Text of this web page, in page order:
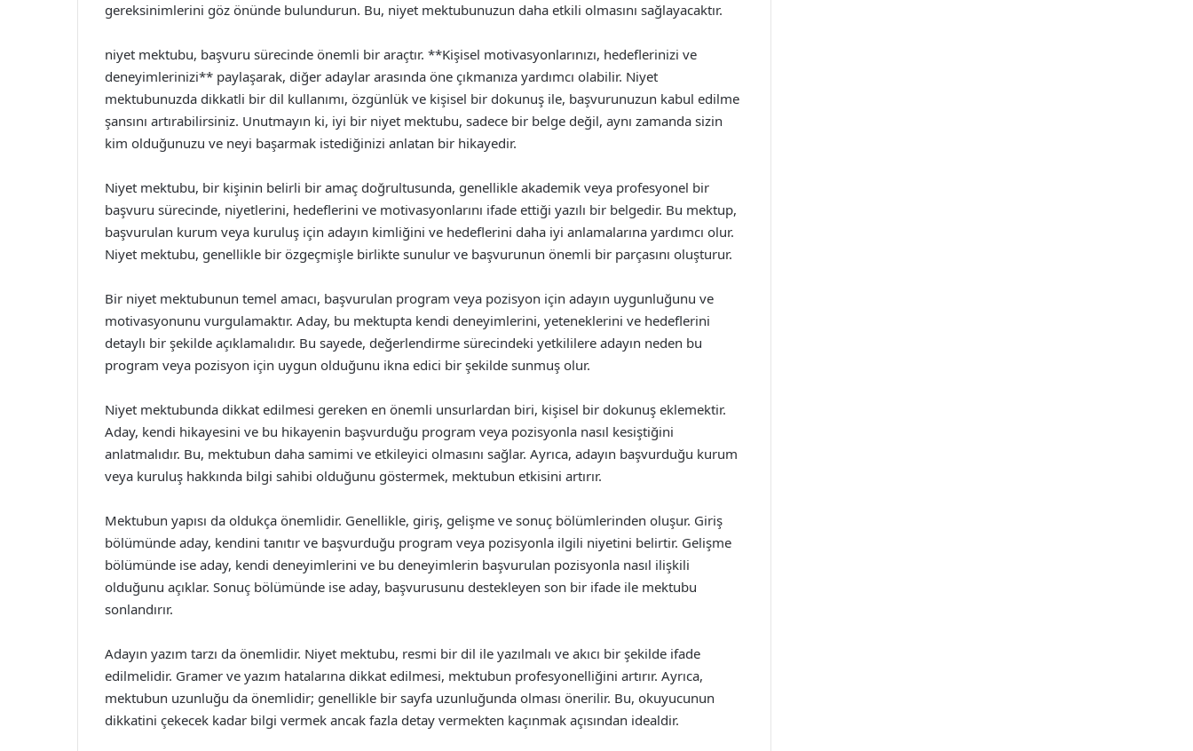
gereksinimlerini göz önünde bulundurun. Bu, niyet mektubunuzun daha etkili olmasını sağlayacaktır.
niyet mektubu, başvuru sürecinde önemli bir araçtır. **Kişisel motivasyonlarınızı, hedeflerinizi ve
deneyimlerinizi** paylaşarak, diğer adaylar arasında öne çıkmanıza yardımcı olabilir. Niyet
mektubunuzda dikkatli bir dil kullanımı, özgünlük ve kişisel bir dokunuş ile, başvurunuzun kabul edilme
şansını artırabilirsiniz. Unutmayın ki, iyi bir niyet mektubu, sadece bir belge değil, aynı zamanda sizin
kim olduğunuzu ve neyi başarmak istediğinizi anlatan bir hikayedir.
Niyet mektubu, bir kişinin belirli bir amaç doğrultusunda, genellikle akademik veya profesyonel bir
başvuru sürecinde, niyetlerini, hedeflerini ve motivasyonlarını ifade ettiği yazılı bir belgedir. Bu mektup,
başvurulan kurum veya kuruluş için adayın kimliğini ve hedeflerini daha iyi anlamalarına yardımcı olur.
Niyet mektubu, genellikle bir özgeçmişle birlikte sunulur ve başvurunun önemli bir parçasını oluşturur.
Bir niyet mektubunun temel amacı, başvurulan program veya pozisyon için adayın uygunluğunu ve
motivasyonunu vurgulamaktır. Aday, bu mektupta kendi deneyimlerini, yeteneklerini ve hedeflerini
detaylı bir şekilde açıklamalıdır. Bu sayede, değerlendirme sürecindeki yetkililere adayın neden bu
program veya pozisyon için uygun olduğunu ikna edici bir şekilde sunmuş olur.
Niyet mektubunda dikkat edilmesi gereken en önemli unsurlardan biri, kişisel bir dokunuş eklemektir.
Aday, kendi hikayesini ve bu hikayenin başvurduğu program veya pozisyonla nasıl kesiştiğini
anlatmalıdır. Bu, mektubun daha samimi ve etkileyici olmasını sağlar. Ayrıca, adayın başvurduğu kurum
veya kuruluş hakkında bilgi sahibi olduğunu göstermek, mektubun etkisini artırır.
Mektubun yapısı da oldukça önemlidir. Genellikle, giriş, gelişme ve sonuç bölümlerinden oluşur. Giriş
bölümünde aday, kendini tanıtır ve başvurduğu program veya pozisyonla ilgili niyetini belirtir. Gelişme
bölümünde ise aday, kendi deneyimlerini ve bu deneyimlerin başvurulan pozisyonla nasıl ilişkili
olduğunu açıklar. Sonuç bölümünde ise aday, başvurusunu destekleyen son bir ifade ile mektubu
sonlandırır.
Adayın yazım tarzı da önemlidir. Niyet mektubu, resmi bir dil ile yazılmalı ve akıcı bir şekilde ifade
edilmelidir. Gramer ve yazım hatalarına dikkat edilmesi, mektubun profesyonelliğini artırır. Ayrıca,
mektubun uzunluğu da önemlidir; genellikle bir sayfa uzunluğunda olması önerilir. Bu, okuyucunun
dikkatini çekecek kadar bilgi vermek ancak fazla detay vermekten kaçınmak açısından idealdir.